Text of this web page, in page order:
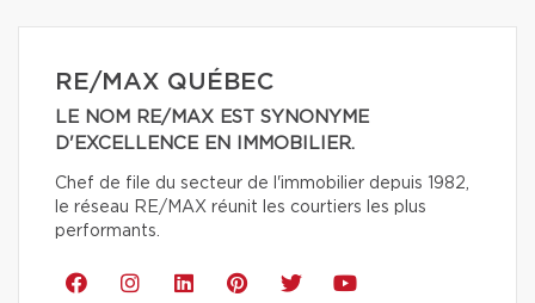
RE/MAX QUÉBEC
LE NOM RE/MAX EST SYNONYME
D'EXCELLENCE EN IMMOBILIER.
Chef de file du secteur de l'immobilier depuis 1982,
le réseau RE/MAX réunit les courtiers les plus
performants.